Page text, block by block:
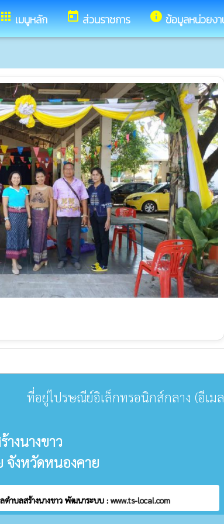
เมนูหลัก todayส่วนราชการ infoข้อมูลหน่วยง
ที่อยู่ไปรษณีย์อิเล็กทรอนิกส์กลาง (อีเม
างนางขาว
จังหวัดหนองคาย
ตำบลสร้างนางขาว พัฒนาระบบ : www.ts-local.com